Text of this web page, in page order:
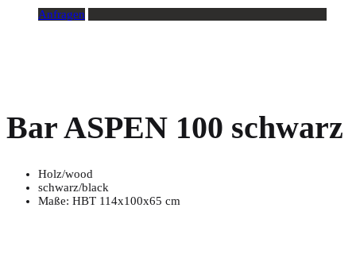
Anfragen
Bar ASPEN 100 schwarz
Holz/wood
schwarz/black
Maße: HBT 114x100x65 cm